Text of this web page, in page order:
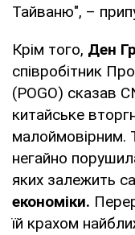
Тайваню", –
Крім того, Ден
співробітник
(POGO) сказав
китайське
малоймовірним.
негайно
яких залежить
економіки.
їй крахом